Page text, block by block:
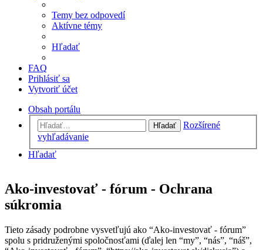
Temy bez odpovedí
Aktívne témy
Hľadať
FAQ
Prihlásiť sa
Vytvoriť účet
Obsah portálu
Hľadať
Rozšírené
vyhľadávanie
Hľadať
Ako-investovať - fórum - Ochrana
súkromia
Tieto zásady podrobne vysvetľujú ako “Ako-investovať - fórum”
spolu s pridruženými spoločnosťami (ďalej len “my”, “nás”, “náš”,